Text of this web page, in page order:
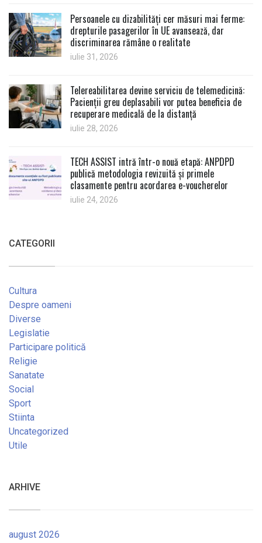
Persoanele cu dizabilități cer măsuri mai ferme:
drepturile pasagerilor în UE avansează, dar
discriminarea rămâne o realitate
iulie 31, 2026
Telereabilitarea devine serviciu de telemedicină:
Pacienții greu deplasabili vor putea beneficia de
recuperare medicală de la distanță
iulie 28, 2026
TECH ASSIST intră într-o nouă etapă: ANPDPD
publică metodologia revizuită și primele
clasamente pentru acordarea e-voucherelor
iulie 24, 2026
CATEGORII
Cultura
Despre oameni
Diverse
Legislatie
Participare politică
Religie
Sanatate
Social
Sport
Stiinta
Uncategorized
Utile
ARHIVE
august 2026